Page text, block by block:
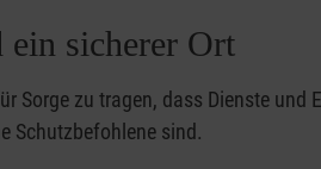
ein sicherer Ort
Sorge zu tragen, dass Dienste und
Schutzbefohlene sind.